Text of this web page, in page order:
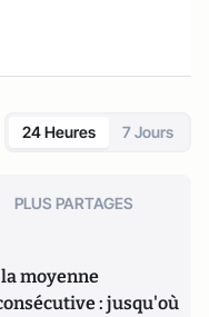
24 Heures 7 Jours
PLUS PARTAGES
moyenne
: jusqu'où